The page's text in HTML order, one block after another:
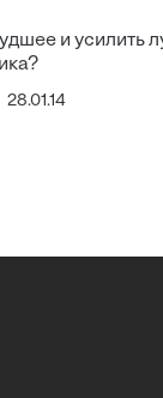
и усилить
28.01.14